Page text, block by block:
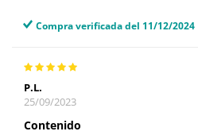
Compra verificada del 11/12/2024
P.L.
25/09/2023
Contenido